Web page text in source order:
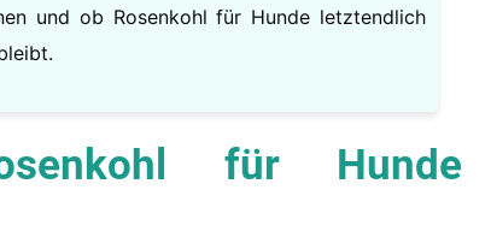
und ob Rosenkohl für Hunde letztendlich
für Hunde